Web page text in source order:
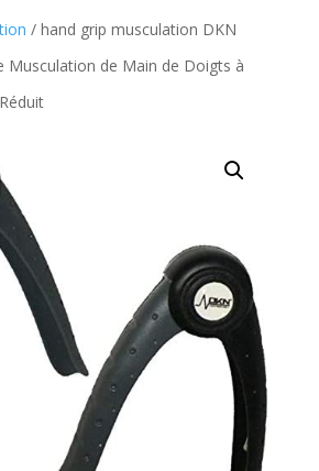
/ hand grip musculation DKN
Musculation de Main de Doigts à